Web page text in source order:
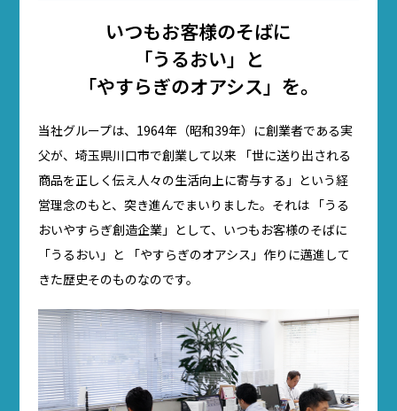
いつもお客様のそばに
「うるおい」と
「やすらぎのオアシス」を。
当社グループは、1964年（昭和39年）に創業者である実
父が、埼玉県川口市で創業して以来 「世に送り出される
商品を正しく伝え人々の生活向上に寄与する」という経
営理念のもと、突き進んでまいりました。それは 「うる
おいやすらぎ創造企業」として、いつもお客様のそばに
「うるおい」と 「やすらぎのオアシス」作りに邁進して
きた歴史そのものなのです。